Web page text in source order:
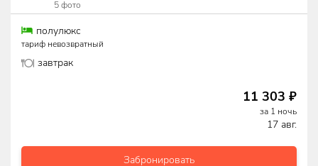
5 фото
полулюкс
тариф невозвратный
завтрак
11 303 ₽
за 1 ночь
17 авг.
Забронировать